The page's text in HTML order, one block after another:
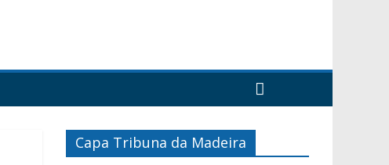
Capa Tribuna da Madeira